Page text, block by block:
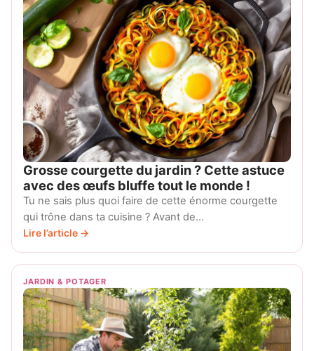
Grosse courgette du jardin ? Cette astuce
avec des œufs bluffe tout le monde !
Tu ne sais plus quoi faire de cette énorme courgette
qui trône dans ta cuisine ? Avant de…
Lire l’article →
JARDIN & POTAGER